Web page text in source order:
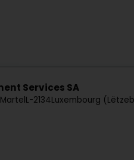
Services SA
L-2134Luxembourg